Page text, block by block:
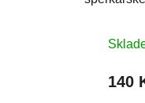
140